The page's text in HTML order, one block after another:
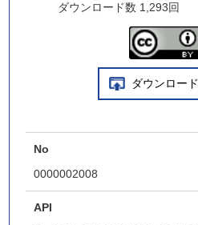
ダウンロード数 1,293回
ダウンロード
No
0000002008
API